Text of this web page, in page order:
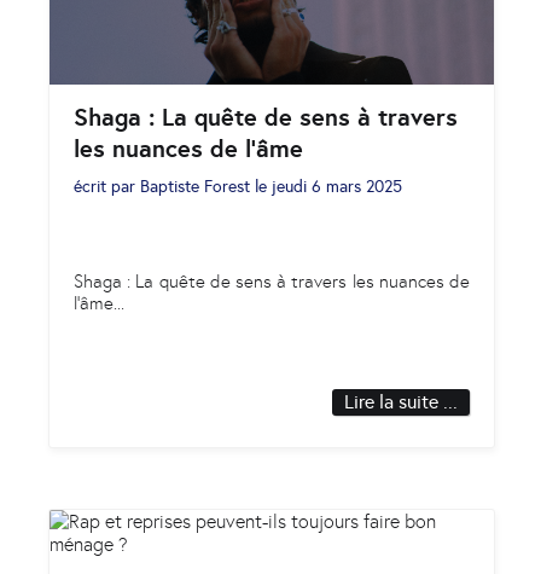
Shaga : La quête de sens à travers
les nuances de l’âme
écrit par Baptiste Forest le jeudi 6 mars 2025
Shaga : La quête de sens à travers les nuances de
l’âme...
Lire la suite ...